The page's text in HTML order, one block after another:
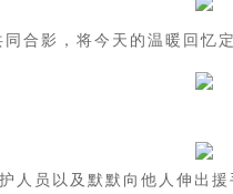
合影，将今天的温暖回忆定
人员以及默默向他人伸出